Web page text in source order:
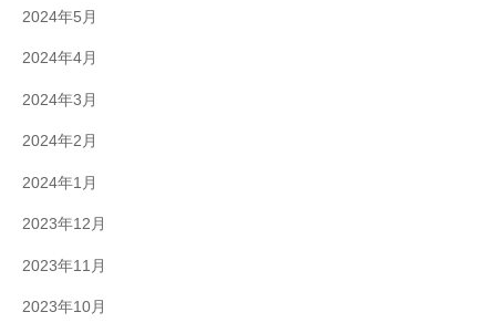
2024年5月
2024年4月
2024年3月
2024年2月
2024年1月
2023年12月
2023年11月
2023年10月